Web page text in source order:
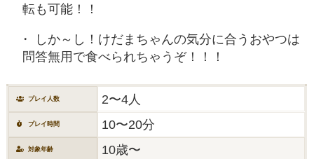
転も可能！！
しか～し！けだまちゃんの気分に合うおやつは
問答無用で食べられちゃうぞ！！！
プレイ人数 2〜4人
プレイ時間 10〜20分
対象年齢 10歳〜